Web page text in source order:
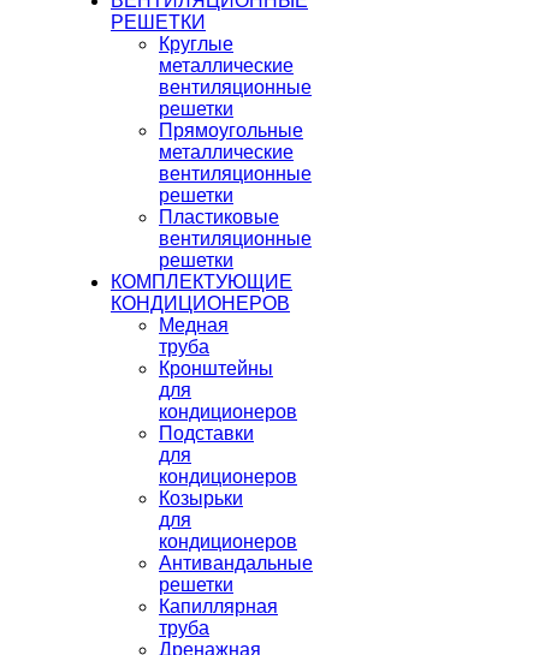
РЕШЕТКИ
Круглые
металлические
вентиляционные
решетки
Прямоугольные
металлические
вентиляционные
решетки
Пластиковые
вентиляционные
решетки
КОМПЛЕКТУЮЩИЕ
КОНДИЦИОНЕРОВ
Медная
труба
Кронштейны
для
кондиционеров
Подставки
для
кондиционеров
Козырьки
для
кондиционеров
Антивандальные
решетки
Капиллярная
труба
Дренажная